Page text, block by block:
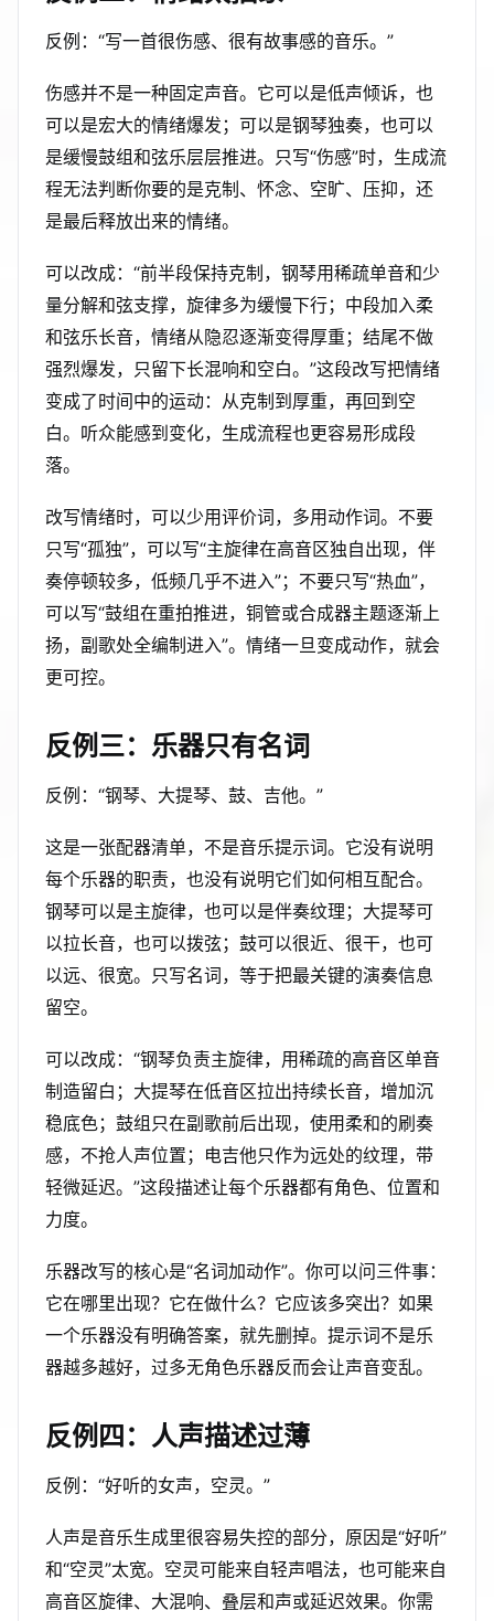
反例：“写一首很伤感、很有故事感的音乐。”
伤感并不是一种固定声音。它可以是低声倾诉，也
可以是宏大的情绪爆发；可以是钢琴独奏，也可以
是缓慢鼓组和弦乐层层推进。只写“伤感”时，生成流
程无法判断你要的是克制、怀念、空旷、压抑，还
是最后释放出来的情绪。
可以改成：“前半段保持克制，钢琴用稀疏单音和少
量分解和弦支撑，旋律多为缓慢下行；中段加入柔
和弦乐长音，情绪从隐忍逐渐变得厚重；结尾不做
强烈爆发，只留下长混响和空白。”这段改写把情绪
变成了时间中的运动：从克制到厚重，再回到空
白。听众能感到变化，生成流程也更容易形成段
落。
改写情绪时，可以少用评价词，多用动作词。不要
只写“孤独”，可以写“主旋律在高音区独自出现，伴
奏停顿较多，低频几乎不进入”；不要只写“热血”，
可以写“鼓组在重拍推进，铜管或合成器主题逐渐上
扬，副歌处全编制进入”。情绪一旦变成动作，就会
更可控。
反例三：乐器只有名词
反例：“钢琴、大提琴、鼓、吉他。”
这是一张配器清单，不是音乐提示词。它没有说明
每个乐器的职责，也没有说明它们如何相互配合。
钢琴可以是主旋律，也可以是伴奏纹理；大提琴可
以拉长音，也可以拨弦；鼓可以很近、很干，也可
以远、很宽。只写名词，等于把最关键的演奏信息
留空。
可以改成：“钢琴负责主旋律，用稀疏的高音区单音
制造留白；大提琴在低音区拉出持续长音，增加沉
稳底色；鼓组只在副歌前后出现，使用柔和的刷奏
感，不抢人声位置；电吉他只作为远处的纹理，带
轻微延迟。”这段描述让每个乐器都有角色、位置和
力度。
乐器改写的核心是“名词加动作”。你可以问三件事：
它在哪里出现？它在做什么？它应该多突出？如果
一个乐器没有明确答案，就先删掉。提示词不是乐
器越多越好，过多无角色乐器反而会让声音变乱。
反例四：人声描述过薄
反例：“好听的女声，空灵。”
人声是音乐生成里很容易失控的部分，原因是“好听”
和“空灵”太宽。空灵可能来自轻声唱法，也可能来自
高音区旋律、大混响、叠层和声或延迟效果。你需